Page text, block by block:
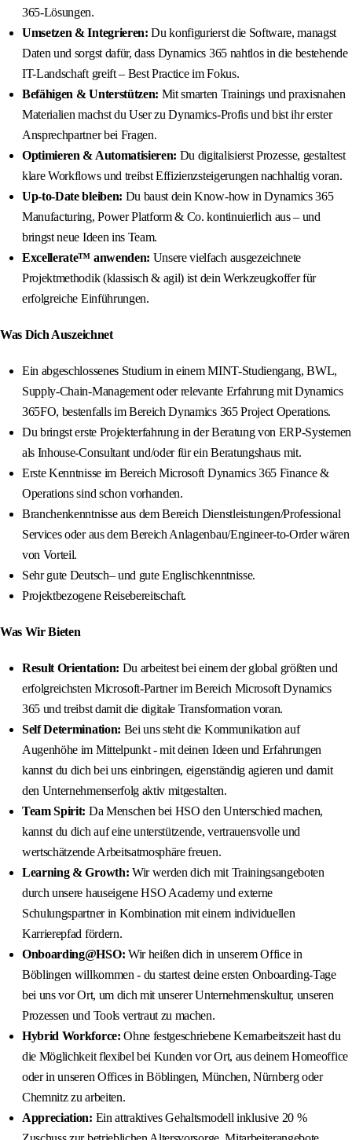
365-Lösungen.
Umsetzen & Integrieren: Du konfigurierst die Software, managst
Daten und sorgst dafür, dass Dynamics 365 nahtlos in die bestehende
IT-Landschaft greift – Best Practice im Fokus.
Befähigen & Unterstützen: Mit smarten Trainings und praxisnahen
Materialien machst du User zu Dynamics-Profis und bist ihr erster
Ansprechpartner bei Fragen.
Optimieren & Automatisieren: Du digitalisierst Prozesse, gestaltest
klare Workflows und treibst Effizienzsteigerungen nachhaltig voran.
Up-to-Date bleiben: Du baust dein Know-how in Dynamics 365
Manufacturing, Power Platform & Co. kontinuierlich aus – und
bringst neue Ideen ins Team.
Excellerate™ anwenden: Unsere vielfach ausgezeichnete
Projektmethodik (klassisch & agil) ist dein Werkzeugkoffer für
erfolgreiche Einführungen.
Was Dich Auszeichnet
Ein abgeschlossenes Studium in einem MINT-Studiengang, BWL,
Supply-Chain-Management oder relevante Erfahrung mit Dynamics
365FO, bestenfalls im Bereich Dynamics 365 Project Operations.
Du bringst erste Projekterfahrung in der Beratung von ERP-Systemen
als Inhouse-Consultant und/oder für ein Beratungshaus mit.
Erste Kenntnisse im Bereich Microsoft Dynamics 365 Finance &
Operations sind schon vorhanden.
Branchenkenntnisse aus dem Bereich Dienstleistungen/Professional
Services oder aus dem Bereich Anlagenbau/Engineer-to-Order wären
von Vorteil.
Sehr gute Deutsch– und gute Englischkenntnisse.
Projektbezogene Reisebereitschaft.
Was Wir Bieten
Result Orientation: Du arbeitest bei einem der global größten und
erfolgreichsten Microsoft-Partner im Bereich Microsoft Dynamics
365 und treibst damit die digitale Transformation voran.
Self Determination: Bei uns steht die Kommunikation auf
Augenhöhe im Mittelpunkt - mit deinen Ideen und Erfahrungen
kannst du dich bei uns einbringen, eigenständig agieren und damit
den Unternehmenserfolg aktiv mitgestalten.
Team Spirit: Da Menschen bei HSO den Unterschied machen,
kannst du dich auf eine unterstützende, vertrauensvolle und
wertschätzende Arbeitsatmosphäre freuen.
Learning & Growth: Wir werden dich mit Trainingsangeboten
durch unsere hauseigene HSO Academy und externe
Schulungspartner in Kombination mit einem individuellen
Karrierepfad fördern.
Onboarding@HSO: Wir heißen dich in unserem Office in
Böblingen willkommen - du startest deine ersten Onboarding-Tage
bei uns vor Ort, um dich mit unserer Unternehmenskultur, unseren
Prozessen und Tools vertraut zu machen.
Hybrid Workforce: Ohne festgeschriebene Kernarbeitszeit hast du
die Möglichkeit flexibel bei Kunden vor Ort, aus deinem Homeoffice
oder in unseren Offices in Böblingen, München, Nürnberg oder
Chemnitz zu arbeiten.
Appreciation: Ein attraktives Gehaltsmodell inklusive 20 %